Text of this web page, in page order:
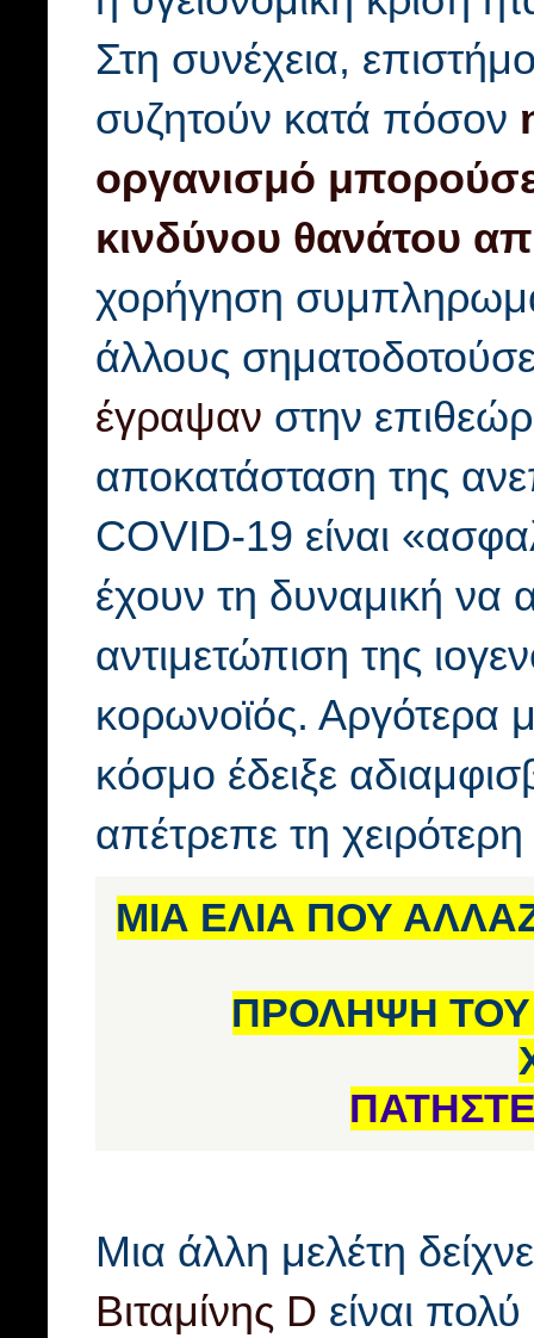
Στη συνέχεια,
συζητούν κατά πόσον
οργανισμό
κινδύνου θανάτου
χορήγηση
άλλους
έγραψαν στην
αποκατάσταση της
COVID-19 είναι
έχουν τη δυναμική να
αντιμετώπιση της
κορωνοϊός. Αργότερα
κόσμο έδειξε
απέτρεπε τη
ΜΙΑ ΕΛΙΑ ΠΟΥ
ΠΡΟΛΗΨΗ
Μια άλλη μελέτη
Βιταμίνης D είναι